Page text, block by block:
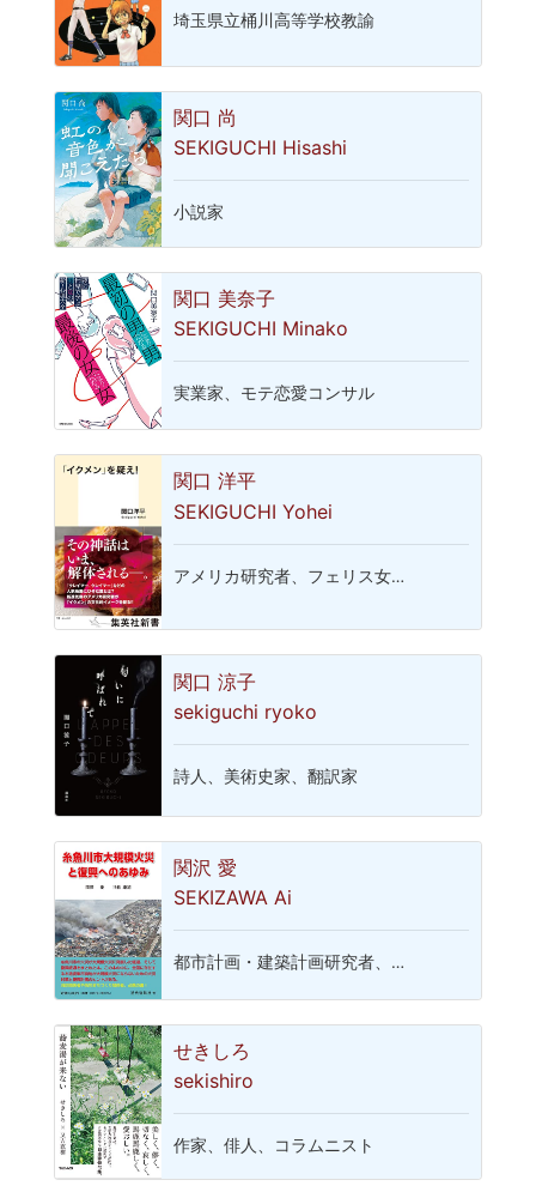
埼玉県立桶川高等学校教諭
関口 尚
SEKIGUCHI Hisashi
小説家
関口 美奈子
SEKIGUCHI Minako
実業家、モテ恋愛コンサル
関口 洋平
SEKIGUCHI Yohei
アメリカ研究者、フェリス女…
関口 涼子
sekiguchi ryoko
詩人、美術史家、翻訳家
関沢 愛
SEKIZAWA Ai
都市計画・建築計画研究者、…
せきしろ
sekishiro
作家、俳人、コラムニスト